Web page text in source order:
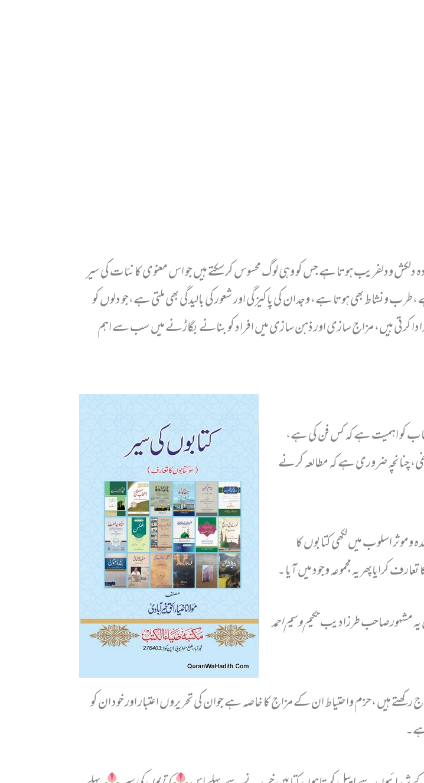
ودلفریب ہوتا ہے جس کو وہی لوگ محسوس کرسکتے ہیں جو اس معنوی کانئات کی سیر
ونشاط بھی ہوتا ہے، وجدان کی پاکیزگی اور شعور کی بالیدگی بھی ملتی ہے،جو دلوں کو
کرتی ہیں، مزاج سازی اور ذہن سازی میں افراد کو بنانے بگاڑنے میں سب سے اہم
کو اہمیت ہے کہ کس فن کی ہے،
چنانچہ ضروری ہے کہ مطالعہ کرنے
اسلوب میں لکھی کتابوں کا
کرایاپھر یہ مجموعہ وجود میں آیا ۔
یہ مشہورصاحب طرزادیبحکیم وسیم احمد
رکھتے ہیں ،حزم واحتیاط ان کے مزاج کا خاصہ ہے جوان کی تحریروں اعتبار اور خود ان کو